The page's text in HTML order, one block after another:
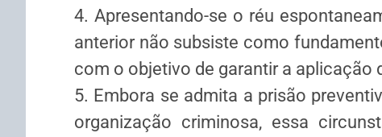
4. Apresentando-se o réu
anterior não subsiste como
com o objetivo de garantir a aplicação
5. Embora se admita a prisão
organização criminosa, essa